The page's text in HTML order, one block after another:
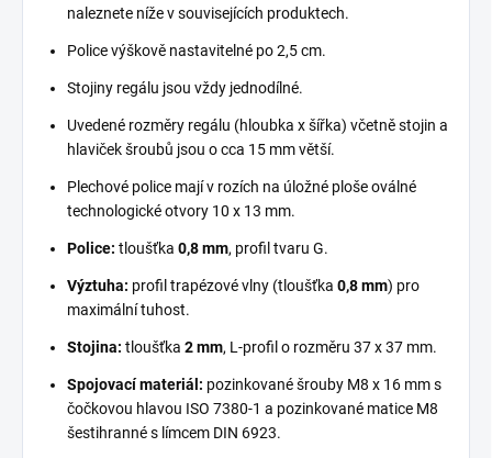
naleznete níže v souvisejících produktech.
Police výškově nastavitelné po 2,5 cm.
Stojiny regálu jsou vždy jednodílné.
Uvedené rozměry regálu (hloubka x šířka) včetně stojin a
hlaviček šroubů jsou o cca 15 mm větší.
Plechové police mají v rozích na úložné ploše oválné
technologické otvory 10 x 13 mm.
Police: tloušťka 0,8 mm, profil tvaru G.
Výztuha: profil trapézové vlny (tloušťka 0,8 mm) pro
maximální tuhost.
Stojina: tloušťka 2 mm, L-profil o rozměru 37 x 37 mm.
Spojovací materiál: pozinkované šrouby M8 x 16 mm s
čočkovou hlavou ISO 7380-1 a pozinkované matice M8
šestihranné s límcem DIN 6923.